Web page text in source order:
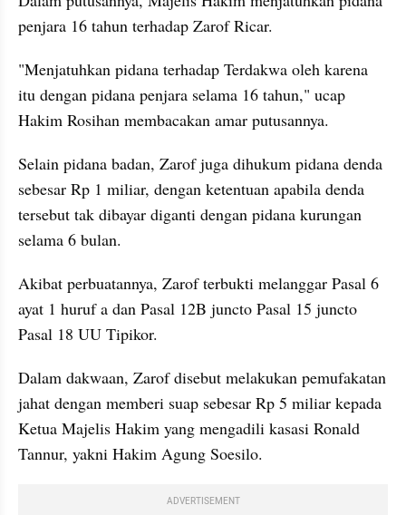
penjara 16 tahun terhadap Zarof Ricar.
"Menjatuhkan pidana terhadap Terdakwa oleh karena
itu dengan pidana penjara selama 16 tahun," ucap
Hakim Rosihan membacakan amar putusannya.
Selain pidana badan, Zarof juga dihukum pidana denda
sebesar Rp 1 miliar, dengan ketentuan apabila denda
tersebut tak dibayar diganti dengan pidana kurungan
selama 6 bulan.
Akibat perbuatannya, Zarof terbukti melanggar Pasal 6
ayat 1 huruf a dan Pasal 12B juncto Pasal 15 juncto
Pasal 18 UU Tipikor.
Dalam dakwaan, Zarof disebut melakukan pemufakatan
jahat dengan memberi suap sebesar Rp 5 miliar kepada
Ketua Majelis Hakim yang mengadili kasasi Ronald
Tannur, yakni Hakim Agung Soesilo.
ADVERTISEMENT